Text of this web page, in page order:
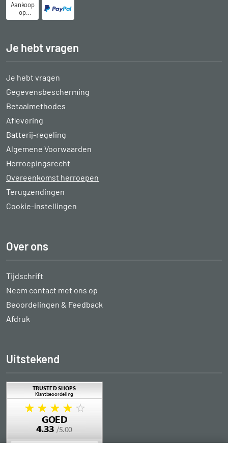
Aankoop
op
rekening
Je hebt vragen
Je hebt vragen
Gegevensbescherming
Betaalmethodes
Aflevering
Batterij-regeling
Algemene Voorwaarden
Herroepingsrecht
Overeenkomst herroepen
Terugzendingen
Cookie-instellingen
Over ons
Tijdschrift
Neem contact met ons op
Beoordelingen & Feedback
Afdruk
Uitstekend